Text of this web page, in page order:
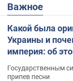
Важное
Какой была
Украины и
империя: об
Государственным
припев песни